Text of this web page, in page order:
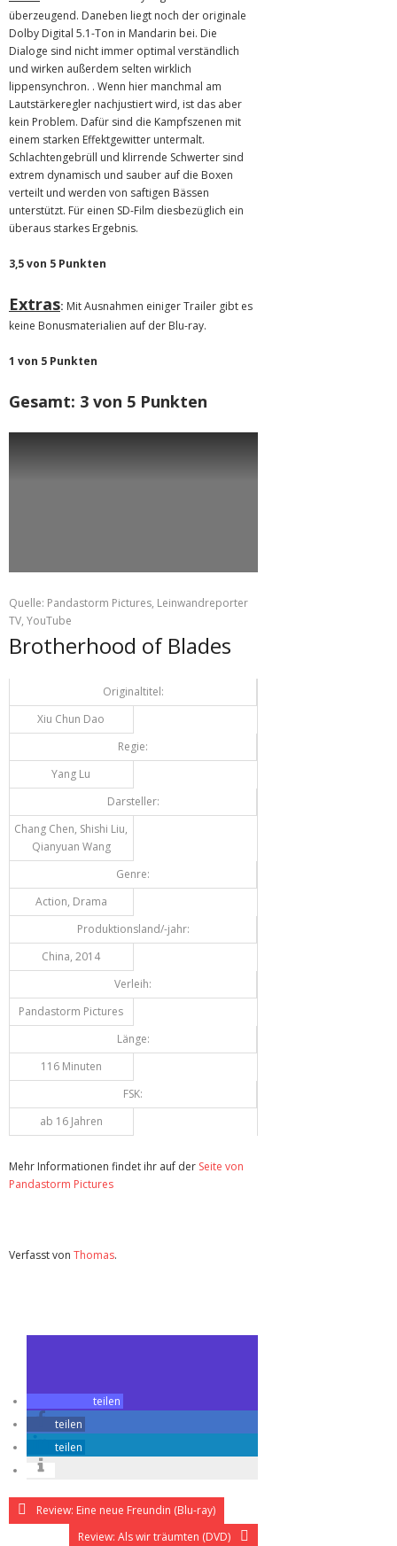
überzeugend. Daneben liegt noch der originale
Dolby Digital 5.1-Ton in Mandarin bei. Die
Dialoge sind nicht immer optimal verständlich
und wirken außerdem selten wirklich
lippensynchron. . Wenn hier manchmal am
Lautstärkeregler nachjustiert wird, ist das aber
kein Problem. Dafür sind die Kampfszenen mit
einem starken Effektgewitter untermalt.
Schlachtengebrüll und klirrende Schwerter sind
extrem dynamisch und sauber auf die Boxen
verteilt und werden von saftigen Bässen
unterstützt. Für einen SD-Film diesbezüglich ein
überaus starkes Ergebnis.
3,5 von 5 Punkten
Extras: Mit Ausnahmen einiger Trailer gibt es
keine Bonusmaterialien auf der Blu-ray.
1 von 5 Punkten
Gesamt: 3 von 5 Punkten
Quelle: Pandastorm Pictures, Leinwandreporter
TV, YouTube
Brotherhood of Blades
Originaltitel:
Xiu Chun Dao
Regie:
Yang Lu
Darsteller:
Chang Chen, Shishi Liu,
Qianyuan Wang
Genre:
Action, Drama
Produktionsland/-jahr:
China, 2014
Verleih:
Pandastorm Pictures
Länge:
116 Minuten
FSK:
ab 16 Jahren
Mehr Informationen findet ihr auf der Seite von
Pandastorm Pictures
Verfasst von Thomas.
teilen
teilen
teilen
Review: Eine neue Freundin (Blu-ray)
Review: Als wir träumten (DVD)